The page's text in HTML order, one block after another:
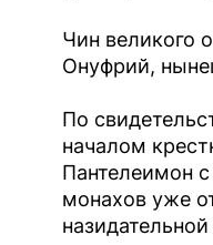
Чин великого
Онуфрий,
По
началом
Пантелеимон
монахов уже